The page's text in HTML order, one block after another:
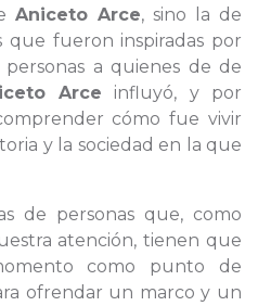
Aniceto Arce, sino la de
que fueron inspiradas por
personas a quienes de de
Arce influyó, y por
cómo fue vivir
y la sociedad en la que
de personas que, como
atención, tienen que
como punto de
ofrendar un marco y un